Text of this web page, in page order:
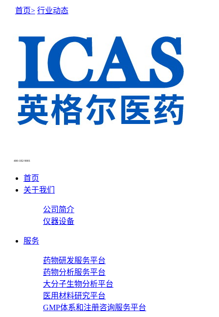
400-182-9001
首页
关于我们
公司简介
仪器设备
服务
药物研发服务平台
药物分析服务平台
大分子生物分析平台
医用材料研究平台
GMP体系和注册咨询服务平台
NEWS CENTER
首页> 行业动态